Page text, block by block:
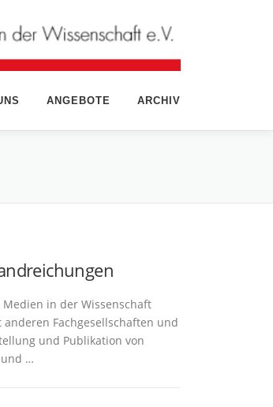
ANGEBOTE ARCHIV
in der Wissenschaft
Fachgesellschaften und
und Publikation von
und …